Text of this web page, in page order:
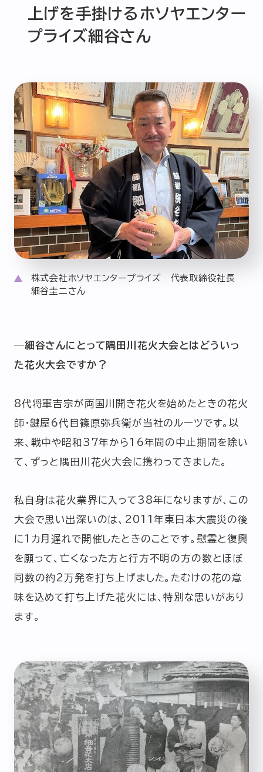
上げを手掛けるホソヤエンター
プライズ細谷さん
株式会社ホソヤエンタープライズ 代表取締役社長
細谷圭二さん
―細谷さんにとって隅田川花火大会とはどういっ
た花火大会ですか？
8代将軍吉宗が両国川開き花火を始めたときの花火
師・鍵屋6代目篠原弥兵衛が当社のルーツです。以
来、戦中や昭和37年から16年間の中止期間を除い
て、ずっと隅田川花火大会に携わってきました。
私自身は花火業界に入って38年になりますが、この
大会で思い出深いのは、2011年東日本大震災の後
に1カ月遅れで開催したときのことです。慰霊と復興
を願って、亡くなった方と行方不明の方の数とほぼ
同数の約2万発を打ち上げました。たむけの花の意
味を込めて打ち上げた花火には、特別な思いがあり
ます。